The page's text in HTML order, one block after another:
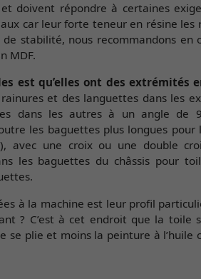
doivent répondre à certaines
car leur forte teneur en résine les
stabilité, nous recommandons en
MDF.
est qu’elles ont des extrémités
et des languettes dans les
dans les autres à un angle de
les baguettes plus longues pour
avec une croix ou une double
les baguettes du châssis pour
à la machine est leur profil
? C’est à cet endroit que la toile
plie et moins la peinture à l’huile